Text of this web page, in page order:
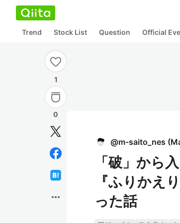
Trend Stock List Question Official
1
0
more_horiz
@m-saito_nes (
「破」から
『ふりかえ
った話